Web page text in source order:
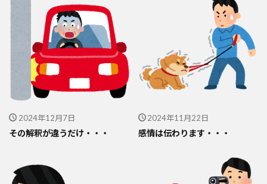
2024年12月7日
その解釈が違うだけ・・・
2024年11月22日
感情は伝わります・・・